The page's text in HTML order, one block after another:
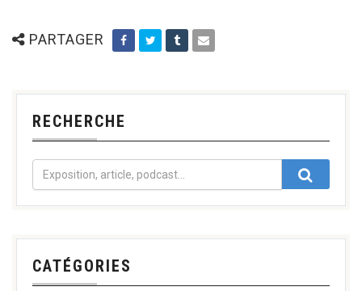
PARTAGER
RECHERCHE
CATÉGORIES